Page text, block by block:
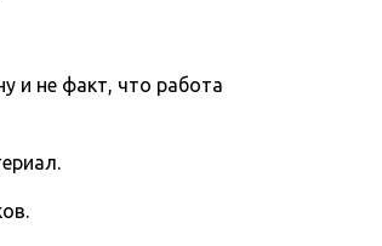
и не факт, что работа